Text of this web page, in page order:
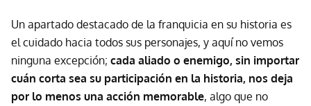
Un apartado destacado de la franquicia en su historia es
el cuidado hacia todos sus personajes, y aquí no vemos
ninguna excepción; cada aliado o enemigo, sin importar
cuán corta sea su participación en la historia, nos deja
por lo menos una acción memorable, algo que no